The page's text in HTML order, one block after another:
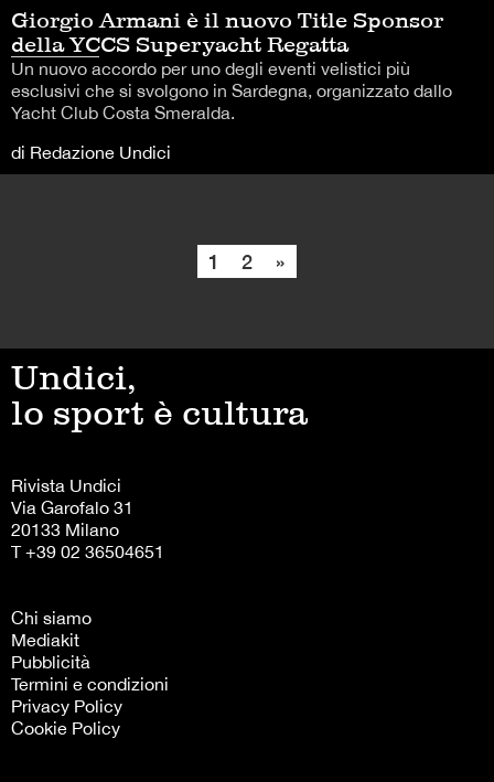
Giorgio Armani è il nuovo Title Sponsor
della YCCS Superyacht Regatta
Un nuovo accordo per uno degli eventi velistici più
esclusivi che si svolgono in Sardegna, organizzato dallo
Yacht Club Costa Smeralda.
di Redazione Undici
1 2 »
Undici,
lo sport è cultura
Rivista Undici
Via Garofalo 31
20133 Milano
T +39 02 36504651
Chi siamo
Mediakit
Pubblicità
Termini e condizioni
Privacy Policy
Cookie Policy